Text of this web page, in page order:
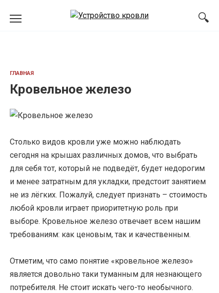
ГЛАВНАЯ
Кровельное железо
Столько видов кровли уже можно наблюдать
сегодня на крышах различных домов, что выбрать
для себя тот, который не подведёт, будет недорогим
и менее затратным для укладки, предстоит занятием
не из лёгких. Пожалуй, следует признать – стоимость
любой кровли играет приоритетную роль при
выборе. Кровельное железо отвечает всем нашим
требованиям: как ценовым, так и качественным.
Отметим, что само понятие «кровельное железо»
является довольно таки туманным для незнающего
потребителя. Не стоит искать чего-то необычного.